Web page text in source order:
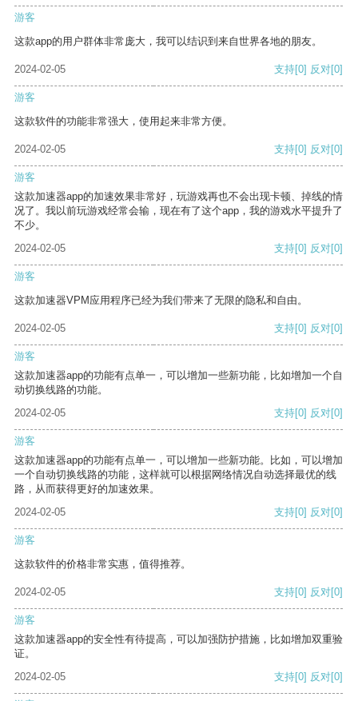
游客
这款app的用户群体非常庞大，我可以结识到来自世界各地的朋友。
2024-02-05 支持[0] 反对[0]
游客
这款软件的功能非常强大，使用起来非常方便。
2024-02-05 支持[0] 反对[0]
游客
这款加速器app的加速效果非常好，玩游戏再也不会出现卡顿、掉线的情
况了。我以前玩游戏经常会输，现在有了这个app，我的游戏水平提升了
不少。
2024-02-05
支持[0] 反对[0]
游客
这款加速器VPM应用程序已经为我们带来了无限的隐私和自由。
2024-02-05 支持[0] 反对[0]
游客
这款加速器app的功能有点单一，可以增加一些新功能，比如增加一个自
动切换线路的功能。
2024-02-05
支持[0] 反对[0]
游客
这款加速器app的功能有点单一，可以增加一些新功能。比如，可以增加
一个自动切换线路的功能，这样就可以根据网络情况自动选择最优的线
路，从而获得更好的加速效果。
2024-02-05
支持[0] 反对[0]
游客
这款软件的价格非常实惠，值得推荐。
2024-02-05 支持[0] 反对[0]
游客
这款加速器app的安全性有待提高，可以加强防护措施，比如增加双重验
证。
2024-02-05
支持[0] 反对[0]